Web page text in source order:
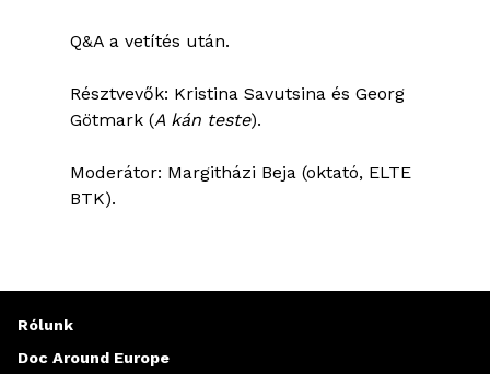
Q&A a vetítés után.
Résztvevők: Kristina Savutsina és Georg
Götmark (A kán teste).
Moderátor: Margitházi Beja (oktató, ELTE
BTK).
Rólunk
Doc Around Europe